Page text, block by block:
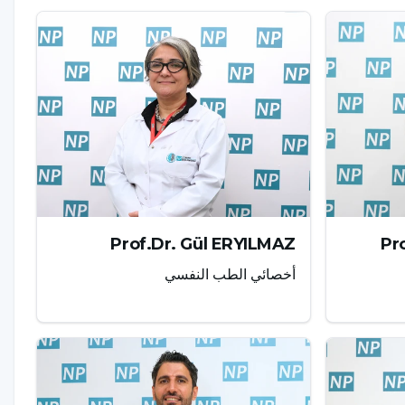
Prof.Dr. Gül ERYILMAZ
أخصائي الطب النفسي